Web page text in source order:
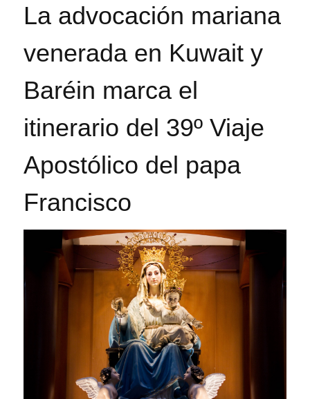
La advocación mariana
venerada en Kuwait y
Baréin marca el
itinerario del 39º Viaje
Apostólico del papa
Francisco